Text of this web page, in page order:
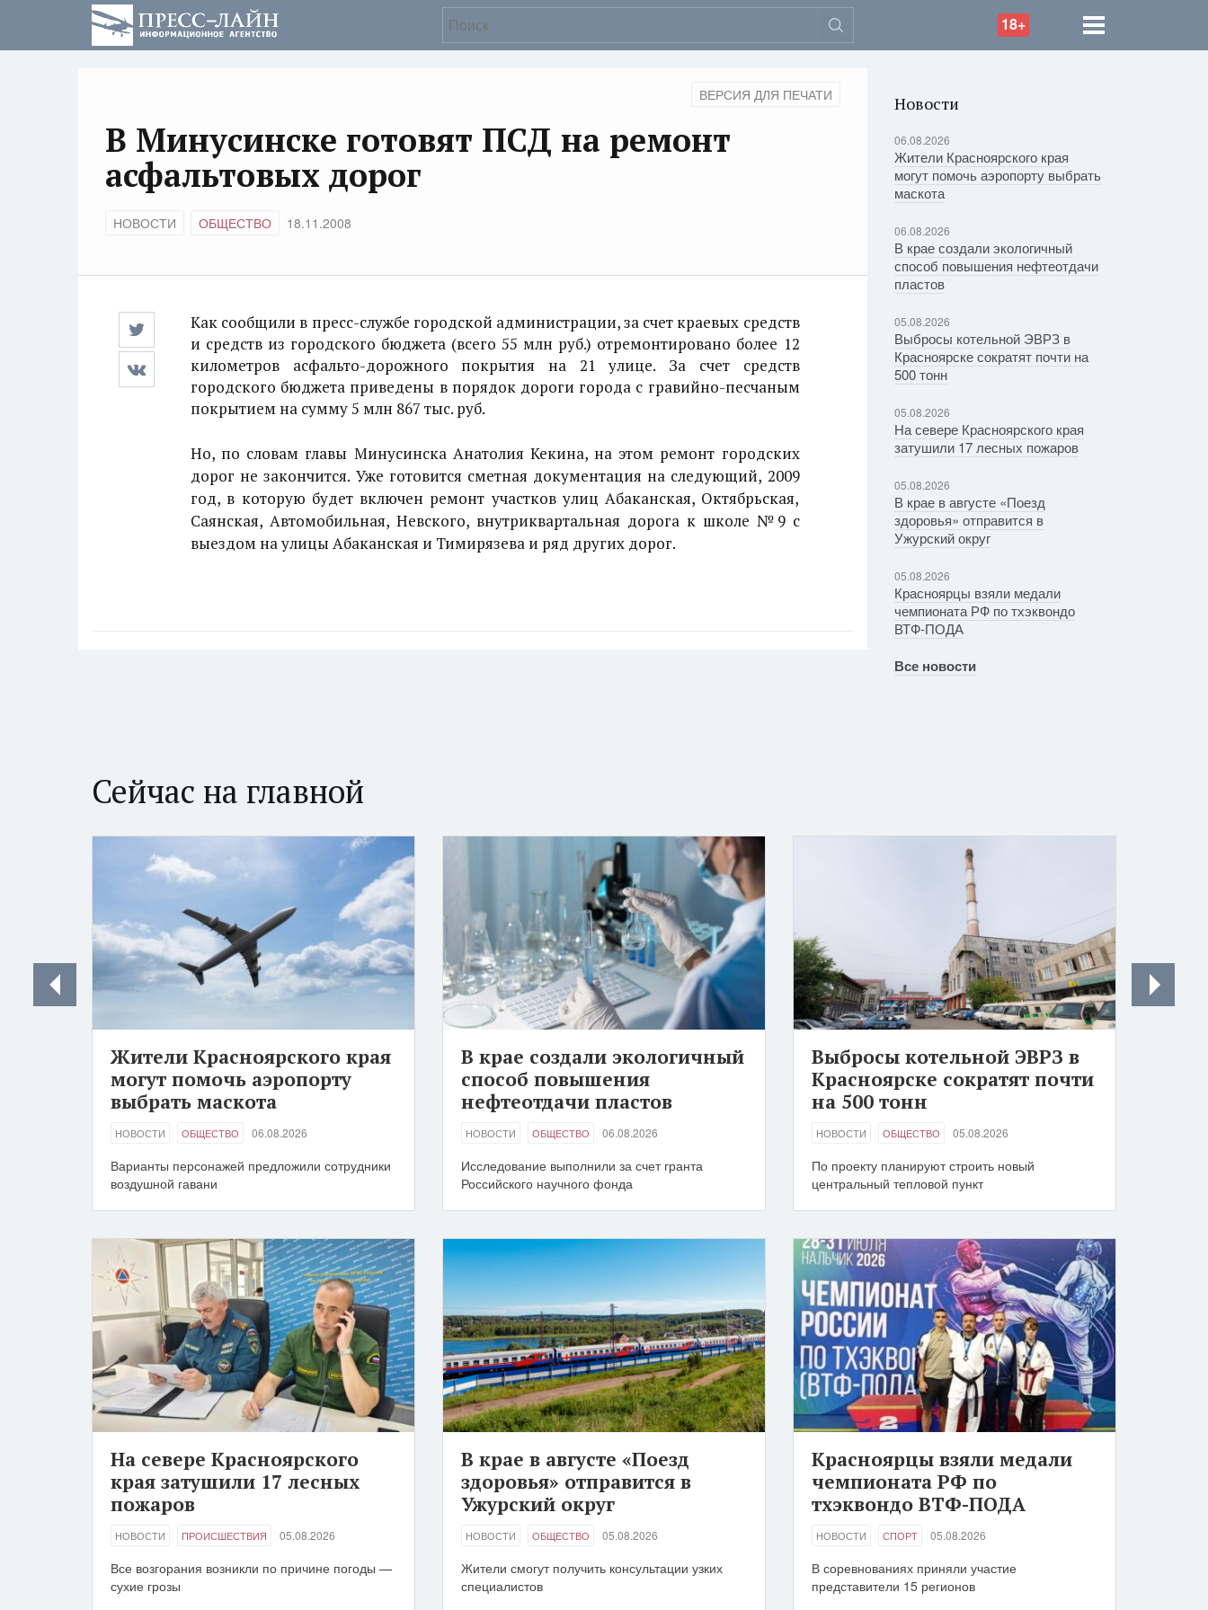
18+
ВЕРСИЯ ДЛЯ ПЕЧАТИ
В Минусинске готовят ПСД на ремонт
асфальтовых дорог
НОВОСТИ ОБЩЕСТВО 18.11.2008
Как сообщили в пресс-службе городской администрации, за счет краевых средств
и средств из городского бюджета (всего 55 млн руб.) отремонтировано более 12
километров асфальто-дорожного покрытия на 21 улице. За счет средств
городского бюджета приведены в порядок дороги города с гравийно-песчаным
покрытием на сумму 5 млн 867 тыс. руб.
Но, по словам главы Минусинска Анатолия Кекина, на этом ремонт городских
дорог не закончится. Уже готовится сметная документация на следующий, 2009
год, в которую будет включен ремонт участков улиц Абаканская, Октябрьская,
Саянская, Автомобильная, Невского, внутриквартальная дорога к школе №9 с
выездом на улицы Абаканская и Тимирязева и ряд других дорог.
Новости
06.08.2026
Жители Красноярского края
могут помочь аэропорту выбрать
маскота
06.08.2026
В крае создали экологичный
способ повышения нефтеотдачи
пластов
05.08.2026
Выбросы котельной ЭВРЗ в
Красноярске сократят почти на
500 тонн
05.08.2026
На севере Красноярского края
затушили 17 лесных пожаров
05.08.2026
В крае в августе «Поезд
здоровья» отправится в
Ужурский округ
05.08.2026
Красноярцы взяли медали
чемпионата РФ по тхэквондо
ВТФ-ПОДА
Все новости
Сейчас на главной
Жители Красноярского края
могут помочь аэропорту
выбрать маскота
НОВОСТИ ОБЩЕСТВО 06.08.2026
Варианты персонажей предложили сотрудники
воздушной гавани
В крае создали экологичный
способ повышения
нефтеотдачи пластов
НОВОСТИ ОБЩЕСТВО 06.08.2026
Исследование выполнили за счет гранта
Российского научного фонда
Выбросы котельной ЭВРЗ в
Красноярске сократят почти
на 500 тонн
НОВОСТИ ОБЩЕСТВО 05.08.2026
По проекту планируют строить новый
центральный тепловой пункт
На севере Красноярского
края затушили 17 лесных
пожаров
НОВОСТИ ПРОИСШЕСТВИЯ 05.08.2026
Все возгорания возникли по причине погоды —
сухие грозы
В крае в августе «Поезд
здоровья» отправится в
Ужурский округ
НОВОСТИ ОБЩЕСТВО 05.08.2026
Жители смогут получить консультации узких
специалистов
Красноярцы взяли медали
чемпионата РФ по
тхэквондо ВТФ-ПОДА
НОВОСТИ СПОРТ 05.08.2026
В соревнованиях приняли участие
представители 15 регионов